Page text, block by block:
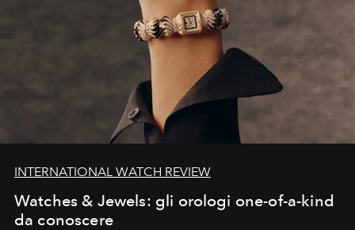
INTERNATIONAL WATCH REVIEW
Watches & Jewels: gli orologi one-of-a-kind
da conoscere